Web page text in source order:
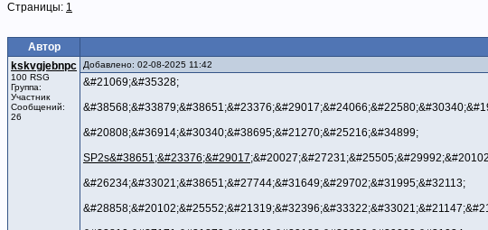
Страницы: 1
Автор
kskvgjebnpc
100 RSG
Группа:
Участник
Сообщений:
26
Добавлено: 02-08-2025 11:42
&#21069;&#35328;
&#20808;&#36914;&#30340;&#38695;&#21270;&#25216;&#34899;
SP2s&#38651;&#23376;&#29017;
&#26234;&#33021;&#38651;&#27744;&#31649;&#29702;&#31995;&#32113;